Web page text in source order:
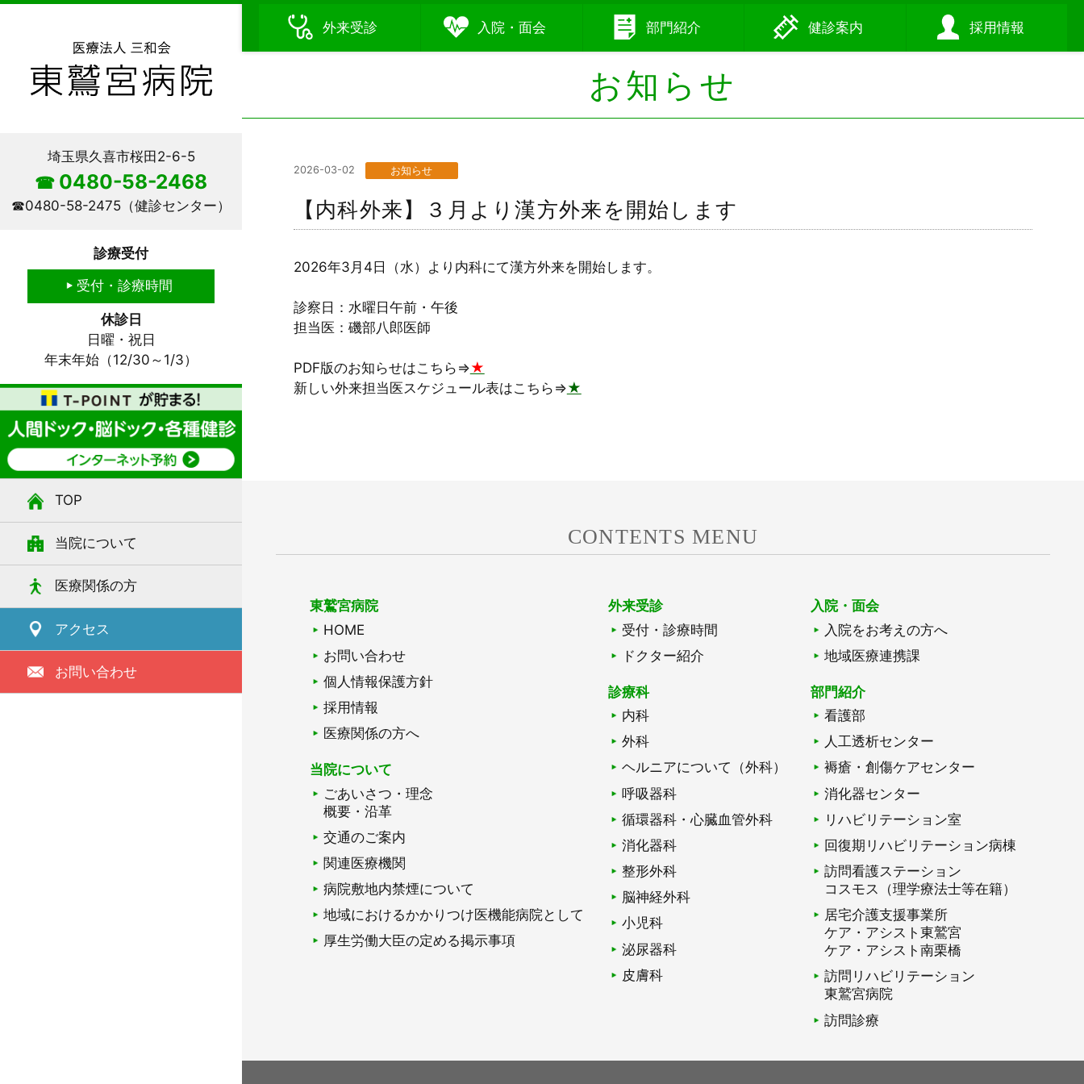
埼玉県久喜市桜田2-6-5
☎ 0480-58-2468
☎0480-58-2475 （健診センター）
診療受付
受付・診療時間
休診日
日曜・祝日
年末年始（12/30～1/3）
TOP
当院について
医療関係の方
アクセス
お問い合わせ
外来受診 入院 ・面会 部門紹介 健診案内 採用情報
お知らせ
2026-03-02 お知らせ
【内科外来】３月より漢方外来を開始します
2026年3月4日（水）より内科にて漢方外来を開始します。
診察日：水曜日午前・午後
担当医：磯部八郎医師
PDF版のお知らせはこちら⇒★
新しい外来担当医スケジュール表はこちら⇒★
CONTENTS MENU
東鷲宮病院
HOME
お問い合わせ
個人情報保護方針
採用情報
医療関係の方へ
当院について
ごあいさつ・理念
概要・沿革
交通のご案内
関連医療機関
病院敷地内禁煙について
地域におけるかかりつけ医機能病院として
厚生労働大臣の定める掲示事項
外来受診
受付・診療時間
ドクター紹介
診療科
内科
外科
ヘルニアについて（外科）
呼吸器科
循環器科・心臓血管外科
消化器科
整形外科
脳神経外科
小児科
泌尿器科
皮膚科
入院・面会
入院をお考えの方へ
地域医療連携課
部門紹介
看護部
人工透析センター
褥瘡・創傷ケアセンター
消化器センター
リハビリテーション室
回復期リハビリテーション病棟
訪問看護ステーション
コスモス（理学療法士等在籍）
居宅介護支援事業所
ケア・アシスト東鷲宮
ケア・アシスト南栗橋
訪問リハビリテーション
東鷲宮病院
訪問診療